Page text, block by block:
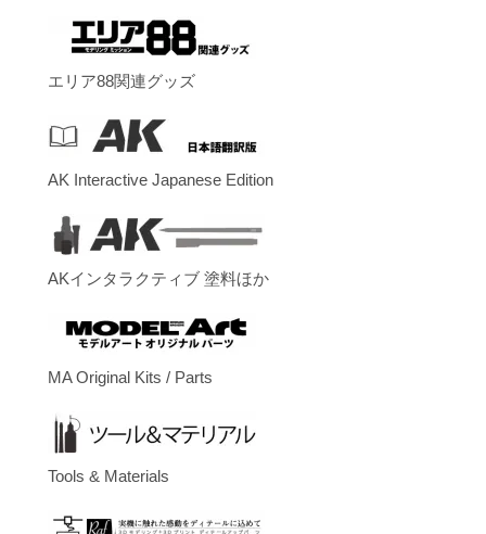
エリア88関連グッズ
AK Interactive Japanese Edition
AKインタラクティブ 塗料ほか
MA Original Kits / Parts
Tools & Materials